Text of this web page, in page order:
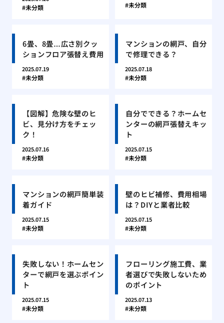
未分類 未分類
6畳、8畳…広さ別クッ
ションフロア張替え費用
2025.07.19
未分類
マンションの網戸、自分
で修理できる？
2025.07.18
未分類
【図解】危険な壁のヒ
ビ、見分け方をチェッ
ク！
2025.07.16
未分類
自分でできる？ホームセ
ンターの網戸張替えキッ
ト
2025.07.15
未分類
マンションの網戸簡単装
着ガイド
2025.07.15
未分類
壁のヒビ補修、費用相場
は？DIYと業者比較
2025.07.15
未分類
失敗しない！ホームセン
ターで網戸を選ぶポイン
ト
2025.07.15
未分類
フローリング施工費、業
者選びで失敗しないため
のポイント
2025.07.13
未分類